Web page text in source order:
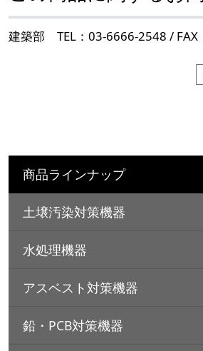
建築部 TEL：03-6666-2548 / FAX
商品ラインナップ
土壌汚染対策機器
水処理機器
アスベスト対策機器
鉛・PCB対策機器